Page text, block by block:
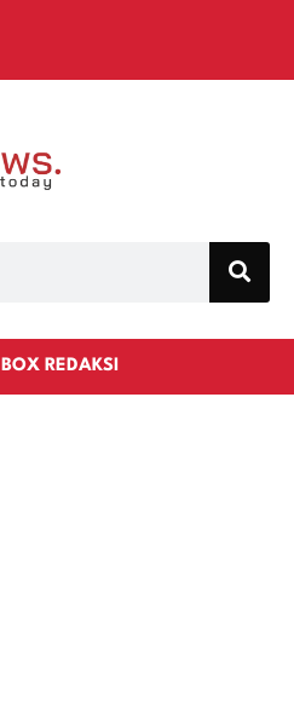
BOX REDAKSI